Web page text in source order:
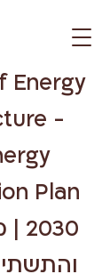
Energy
-
Plan